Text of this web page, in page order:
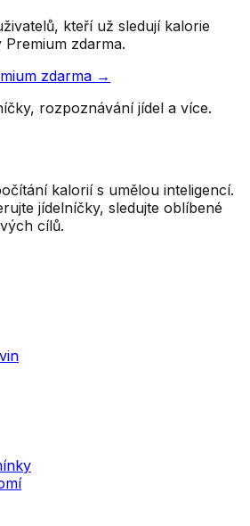
kteří už sledují kalorie
zdarma.
zdarma →
rozpoznávání jídel a více.
kalorií s umělou inteligencí.
jídelníčky, sledujte oblíbené
cílů.